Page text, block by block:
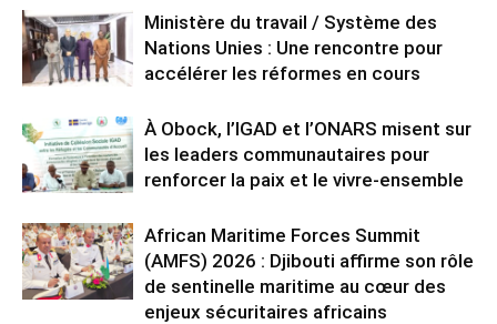
Ministère du travail / Système des
Nations Unies : Une rencontre pour
accélérer les réformes en cours
À Obock, l’IGAD et l’ONARS misent sur
les leaders communautaires pour
renforcer la paix et le vivre-ensemble
African Maritime Forces Summit
(AMFS) 2026 : Djibouti affirme son rôle
de sentinelle maritime au cœur des
enjeux sécuritaires africains